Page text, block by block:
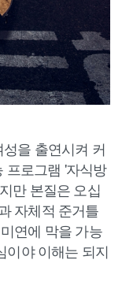
을 출연시켜 커
프로그램 '자식방
만 본질은 오십
자체적 준거틀
연에 막을 가능
이야 이해는 되지